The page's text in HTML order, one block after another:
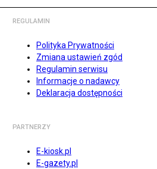
REGULAMIN
Polityka Prywatności
Zmiana ustawień zgód
Regulamin serwisu
Informacje o nadawcy
Deklaracja dostępności
PARTNERZY
E-kiosk.pl
E-gazety.pl